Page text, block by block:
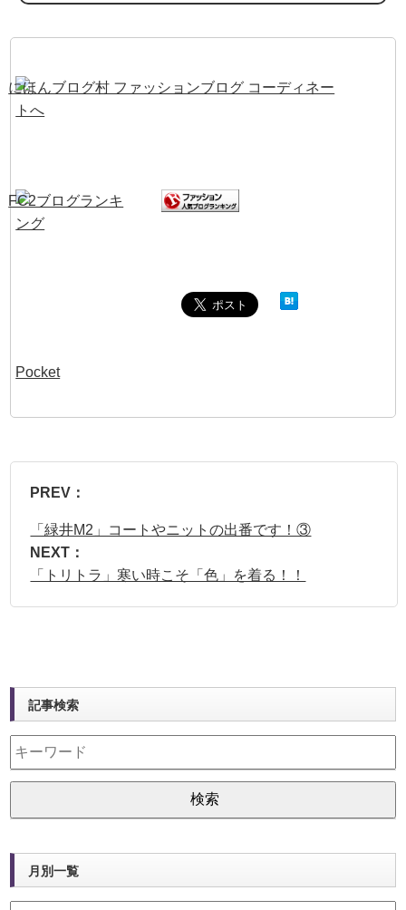
Pocket
PREV：
「緑井M2」コートやニットの出番です！③
NEXT：
「トリトラ」寒い時こそ「色」を着る！！
記事検索
月別一覧